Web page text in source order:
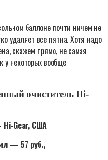
баллоне почти ничем не
удаляет все пятна. Хотя надо
скажем прямо, не самая
у некоторых вообще
очиститель Hi-
Hi-Gear, США
— 57 руб.,